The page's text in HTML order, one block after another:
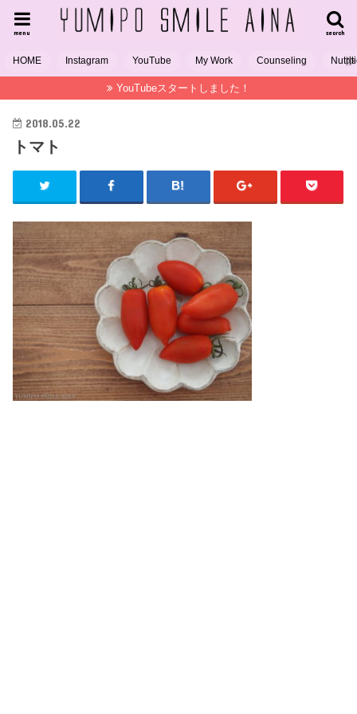
search
menu
HOME Instagram YouTube My Work Counseling
YouTubeスタートしました！
2018.05.22
トマト